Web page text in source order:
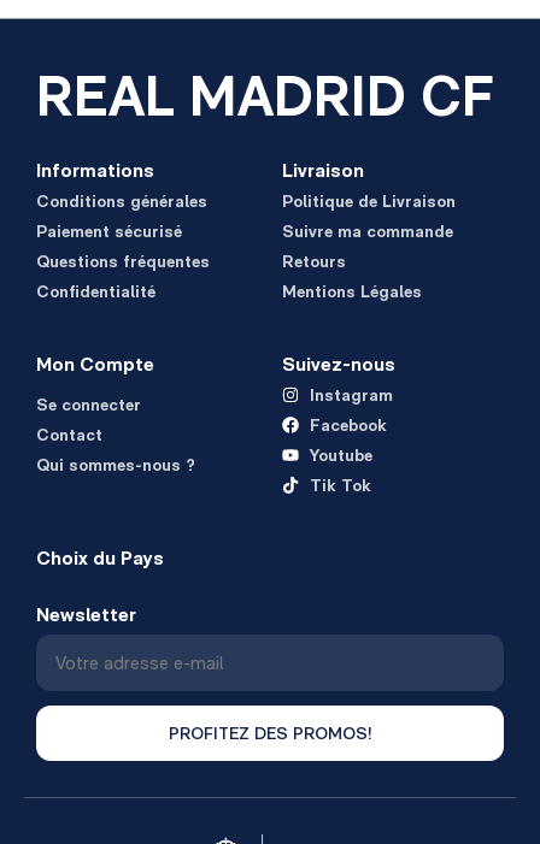
REAL MADRID CF
Informations
Conditions générales
Paiement sécurisé
Questions fréquentes
Confidentialité
Livraison
Politique de Livraison
Suivre ma commande
Retours
Mentions Légales
Mon Compte
Se connecter
Contact
Qui sommes-nous ?
Suivez-nous
Instagram
Facebook
Youtube
Tik Tok
Choix du Pays
Newsletter
PROFITEZ DES PROMOS!